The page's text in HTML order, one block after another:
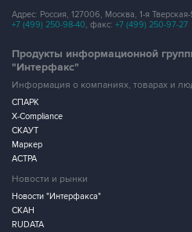
Адрес: Россия, 127006, Москва, 1-я
+7 (499) 250-98-40, факс: +7 (499) 250-97-27
Продукты информационной
"Интерфакс"
Информация о компаниях, товарах и
СПАРК
X-Compliance
СКАУТ
Маркер
АСТРА
Новости и рынки
Новости "Интерфакса"
СКАН
RUDATA